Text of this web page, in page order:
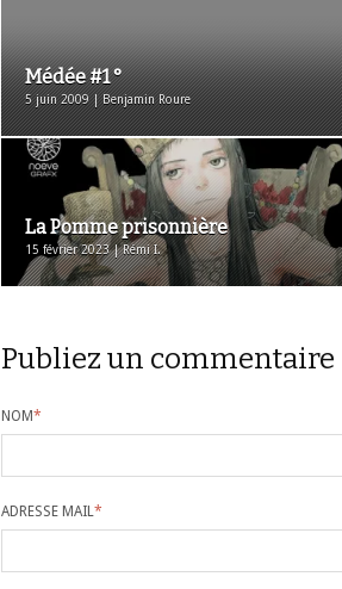
Médée #1 °
5 juin 2009 | Benjamin Roure
La Pomme prisonnière
15 février 2023 | Rémi I.
Publiez un commentaire
NOM*
ADRESSE MAIL*